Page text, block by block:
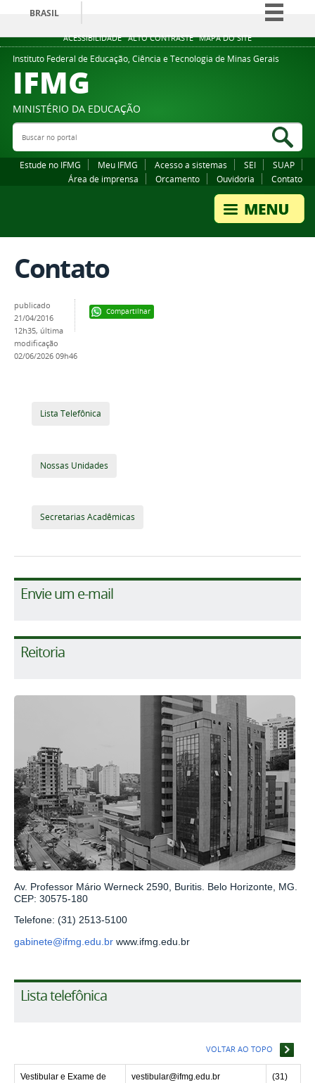
ACESSIBILIDADE ALTO CONTRASTE MAPA DO SITE
BRASIL
Simplifique!
Comunica BR
Legislação
Instituto Federal de Educação, Ciência e Tecnologia de Minas Gerais
IFMG
MINISTÉRIO DA EDUCAÇÃO
Buscar no portal
Estude no IFMG Meu IFMG Acesso a sistemas SEI
SUAP
Área de imprensa
Orcamento Ouvidoria Contato
Contato
Compartilhar
publicado
21/04/2016
12h35, última
modificação
02/06/2026 09h46
Lista Telefônica
Nossas Unidades
Secretarias Acadêmicas
Envie um e-mail
Reitoria
Av. Professor Mário Werneck 2590, Buritis. Belo Horizonte, MG.
CEP: 30575-180
Telefone: (31) 2513-5100
gabinete@ifmg.edu.br www.ifmg.edu.br
Lista telefônica
VOLTAR AO TOPO
Vestibular e Exame de
vestibular@ifmg.edu.br
(31)